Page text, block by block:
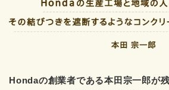
Hondaの創業者である本田宗一郎が